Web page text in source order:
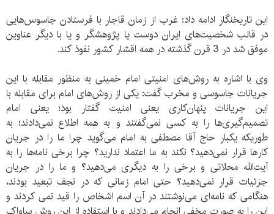
این تاریخنگار ادامه داد: غرب از زمان قاجار با فرستادن جاسوس‌هایی
در قالب شخصیت‌های ایران دوست یا پژوهشگر و یا با دیگر عناوین
موفق شد در 3 قرن گذشته در همه اقشار کشور نفوذ کند.
وی با اشاره به روش‌های امنیتی امام خمینی به منظور مقابله با این
جریانات جاسوسی و مخرب گفت: یکی از روش‌های امام برای مقابله با
این جریانات پنهان‌کاری یعنی امنیت گفتار بود؛ یعنی امام
تصمیم‌گیری‌ها را به کسی نمی‌گفتند و به همه اطلاع نمی‌دادند؛ به
طوریکه یکبار حاج آقا مصطفی به امام می‌گوید چرا ما را در جریان
کارها قرار نمی‌دهید؟ نکند به ما اعتماد ندارید؟ چرا برخی نامه‌ها را به
آیت‌الله محلاتی و برخی را به دیگری می‌دهید؟ و ما را در جریان
جزئیات قرار نمی‌دهید؟ حتی امام زمانی که در نجف تبعید بودند،
هنگامی که نامه‌ای می‌نوشتند در آن اسم اشخاص را قید نمی کردند و